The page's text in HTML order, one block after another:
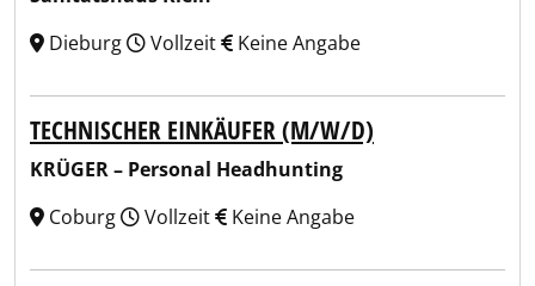
Dieburg
Vollzeit Keine Angabe
TECHNISCHER EINKÄUFER (M/W/D)
KRÜGER – Personal Headhunting
Coburg
Vollzeit Keine Angabe